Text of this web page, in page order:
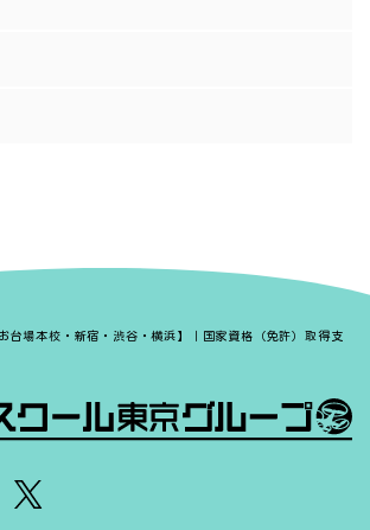
台場本校・新宿・渋谷・横浜】｜国家資格（免許）取得支